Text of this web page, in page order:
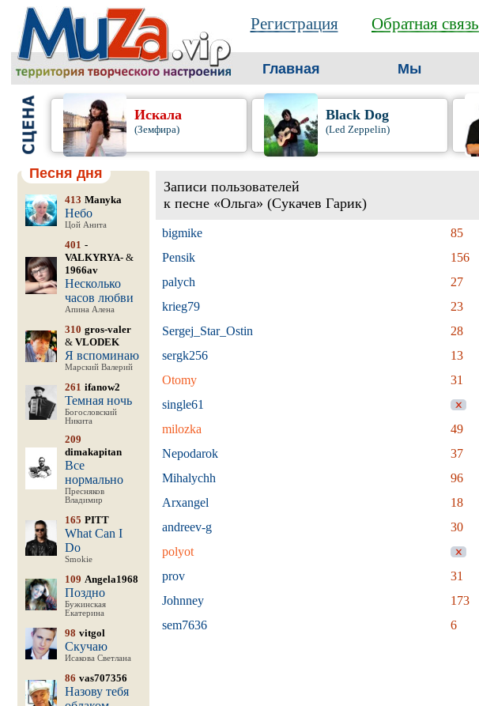
Регистрация Обратная связь
Главная Мы
Искала
(Земфира)
Black Dog
(Led Zeppelin)
Песня дня
413 Manyka
Небо
Цой Анита
401 -
VALKYRYA-&
1966av
Несколько
часов любви
Апина Алена
310 gros-valer
& VLODEK
Я вспоминаю
Марский Валерий
261 ifanow2
Темная ночь
Богословский
Никита
209
dimakapitan
Все
нормально
Пресняков
Владимир
165 PITT
What Can I
Do
Smokie
109 Angela1968
Поздно
Бужинская
Екатерина
98 vitgol
Скучаю
Исакова Светлана
86 vas707356
Назову тебя
Записи пользователей
к песне «Ольга» (Сукачев Гарик)
bigmike 85
Pensik 156
palych 27
krieg79 23
Sergej_Star_Ostin 28
sergk256 13
Otomy 31
single61
milozka 49
Nepodarok 37
Mihalychh 96
Arxangel 18
andreev-g 30
polyot
prov 31
Johnney 173
sem7636 6